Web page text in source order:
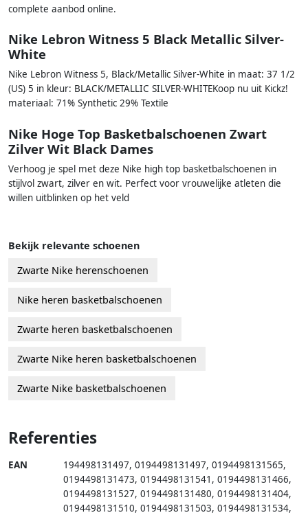
complete aanbod online.
Nike Lebron Witness 5 Black Metallic Silver-
White
Nike Lebron Witness 5, Black/Metallic Silver-White in maat: 37 1/2
(US) 5 in kleur: BLACK/METALLIC SILVER-WHITEKoop nu uit Kickz!
materiaal: 71% Synthetic 29% Textile
Nike Hoge Top Basketbalschoenen Zwart
Zilver Wit Black Dames
Verhoog je spel met deze Nike high top basketbalschoenen in
stijlvol zwart, zilver en wit. Perfect voor vrouwelijke atleten die
willen uitblinken op het veld
Bekijk relevante schoenen
Zwarte Nike herenschoenen
Nike heren basketbalschoenen
Zwarte heren basketbalschoenen
Zwarte Nike heren basketbalschoenen
Zwarte Nike basketbalschoenen
Referenties
EAN 194498131497, 0194498131497, 0194498131565,
0194498131473, 0194498131541 , 0194498131466,
0194498131527, 0194498131480, 0194498131404,
0194498131510, 0194498131503, 0194498131534,